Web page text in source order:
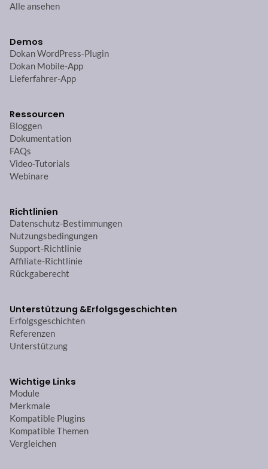
Alle ansehen
Demos
Dokan WordPress-Plugin
Dokan Mobile-App
Lieferfahrer-App
Ressourcen
Bloggen
Dokumentation
FAQs
Video-Tutorials
Webinare
Richtlinien
Datenschutz-Bestimmungen
Nutzungsbedingungen
Support-Richtlinie
Affiliate-Richtlinie
Rückgaberecht
Unterstützung &Erfolgsgeschichten
Erfolgsgeschichten
Referenzen
Unterstützung
Wichtige Links
Module
Merkmale
Kompatible Plugins
Kompatible Themen
Vergleichen